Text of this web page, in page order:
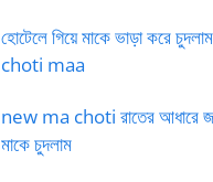
হোটেলে গিয়ে মাকে ভাড়া করে
choti maa
new ma choti রাতের আধারে
মাকে চুদলাম